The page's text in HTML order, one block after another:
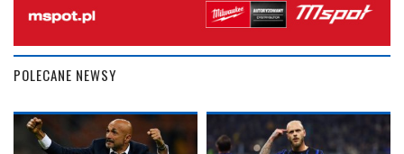
POLECANE NEWSY